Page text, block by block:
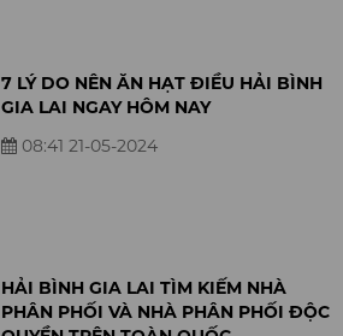
7 LÝ DO NÊN ĂN HẠT ĐIỀU HẢI BÌNH
GIA LAI NGAY HÔM NAY
08:41 21-05-2024
HẢI BÌNH GIA LAI TÌM KIẾM NHÀ
PHÂN PHỐI VÀ NHÀ PHÂN PHỐI ĐỘC